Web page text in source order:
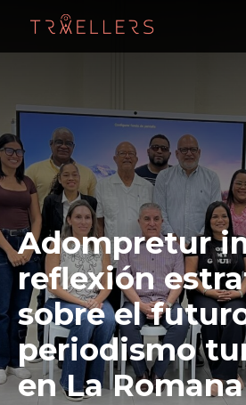
Adompretur
reflexión
sobre el
periodismo
en La Romana